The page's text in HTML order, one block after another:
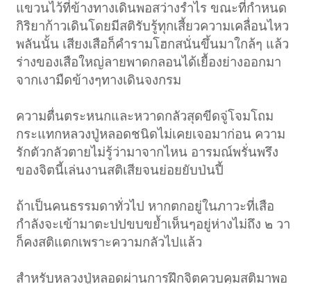
แขวนไว้ที่ข้างทางเดินพอสว่างรำไร ขณะที่กำหนด
กิริยาก้าวเดินโดยมีสติรับรู้ทุกเสี้ยวความเคลื่อนไหว
พลันนั้น เสียงเสือก็คำรามโฮกสนั่นขึ้นมาใกล้ๆ แล้ว
ร่างของเสือใหญ่ลายพาดกลอนได้เยื้องย่างออกมา
จากเงามืดข้างๆทางเดินจงกรม
ความตื่นตระหนกและหวาดกลัวสุดขีดจู่โจมโถม
กระแทกหลวงปู่หลอดชนิดไม่เคยเจอมาก่อน ความ
รักตัวกลัวตายไม่รู้ว่ามาจากไหน อารมณ์พรั่นพรึง
ของจิตนี้เล่นงานสติเสียจนย่อยยับป่นปี้
ถ้าเป็นคนธรรมดาทั่วไป หากตกอยู่ในภาวะที่เสือ
กำลังจะเข้ามาตะปปขบขย้ำเห็นๆอยู่ห่างไม่ถึง ๒ วา
ก็คงสติแตกเพราะความกลัวไปแล้ว
สำหรับหลวงปู่หลอดผ่านการฝึกจิตควบคุมสติมาพอ